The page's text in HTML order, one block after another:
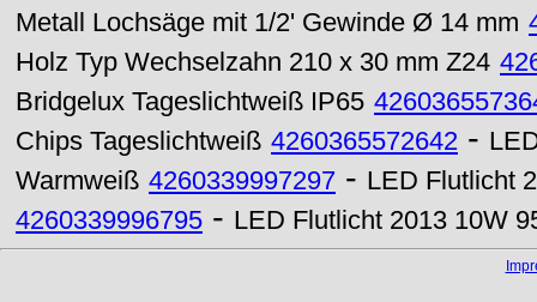
Metall Lochsäge mit 1/2' Gewinde Ø 14 mm
Holz Typ Wechselzahn 210 x 30 mm Z24
Bridgelux Tageslichtweiß IP65
Chips Tageslichtweiß 4260365572642 -
Warmweiß 4260339997297 - LED Flutlicht
4260339996795 - LED Flutlicht 2013 10W